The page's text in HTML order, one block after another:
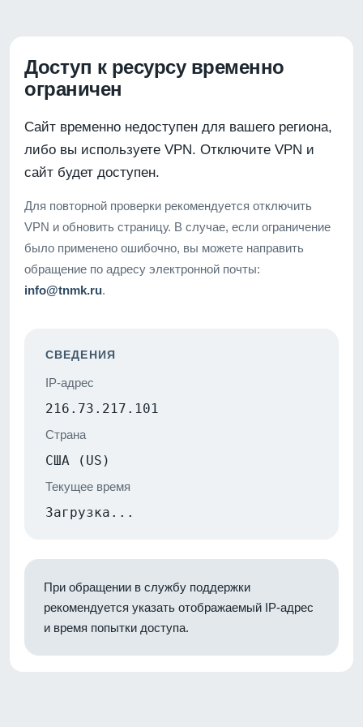
Доступ к ресурсу временно
ограничен
Сайт временно недоступен для вашего региона,
либо вы используете VPN. Отключите VPN и
сайт будет доступен.
Для повторной проверки рекомендуется отключить
VPN и обновить страницу. В случае, если ограничение
было применено ошибочно, вы можете направить
обращение по адресу электронной почты:
info@tnmk.ru.
СВЕДЕНИЯ
IP-адрес
216.73.217.101
Страна
США (US)
Текущее время
Загрузка...
При обращении в службу поддержки
рекомендуется указать отображаемый IP-адрес
и время попытки доступа.